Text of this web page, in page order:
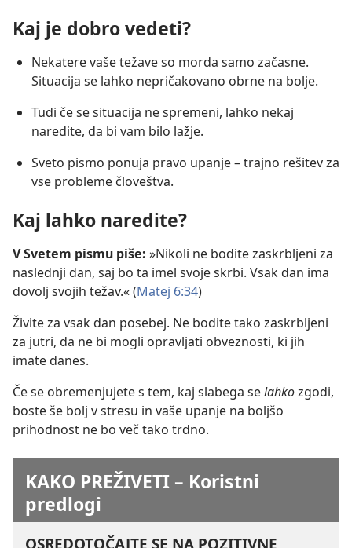
Kaj je dobro vedeti?
Nekatere vaše težave so morda samo začasne.
Situacija se lahko nepričakovano obrne na bolje.
Tudi če se situacija ne spremeni, lahko nekaj
naredite, da bi vam bilo lažje.
Sveto pismo ponuja pravo upanje – trajno rešitev za
vse probleme človeštva.
Kaj lahko naredite?
V Svetem pismu piše: »Nikoli ne bodite zaskrbljeni za
naslednji dan, saj bo ta imel svoje skrbi. Vsak dan ima
dovolj svojih težav.« (Matej 6:34)
Živite za vsak dan posebej. Ne bodite tako zaskrbljeni
za jutri, da ne bi mogli opravljati obveznosti, ki jih
imate danes.
Če se obremenjujete s tem, kaj slabega selahkozgodi,
boste še bolj v stresu in vaše upanje na boljšo
prihodnost ne bo več tako trdno.
KAKO PREŽIVETI – Koristni
predlogi